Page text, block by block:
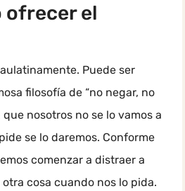
ofrecer el
Puede ser
filosofía de “no negar, no
nosotros no se lo vamos a
se lo daremos. Conforme
comenzar a distraer a
cosa cuando nos lo pida.